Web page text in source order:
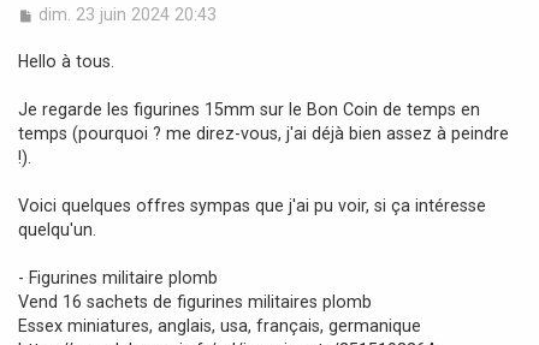
M
s
g
e
dim. 23 juin 2024 20:43
Hello à tous.
Je regarde les figurines 15mm sur le Bon Coin de temps en
temps (pourquoi ? me direz-vous, j'ai déjà bien assez à peindre
!).
Voici quelques offres sympas que j'ai pu voir, si ça intéresse
quelqu'un.
- Figurines militaire plomb
Vend 16 sachets de figurines militaires plomb
Essex miniatures, anglais, usa, français, germanique